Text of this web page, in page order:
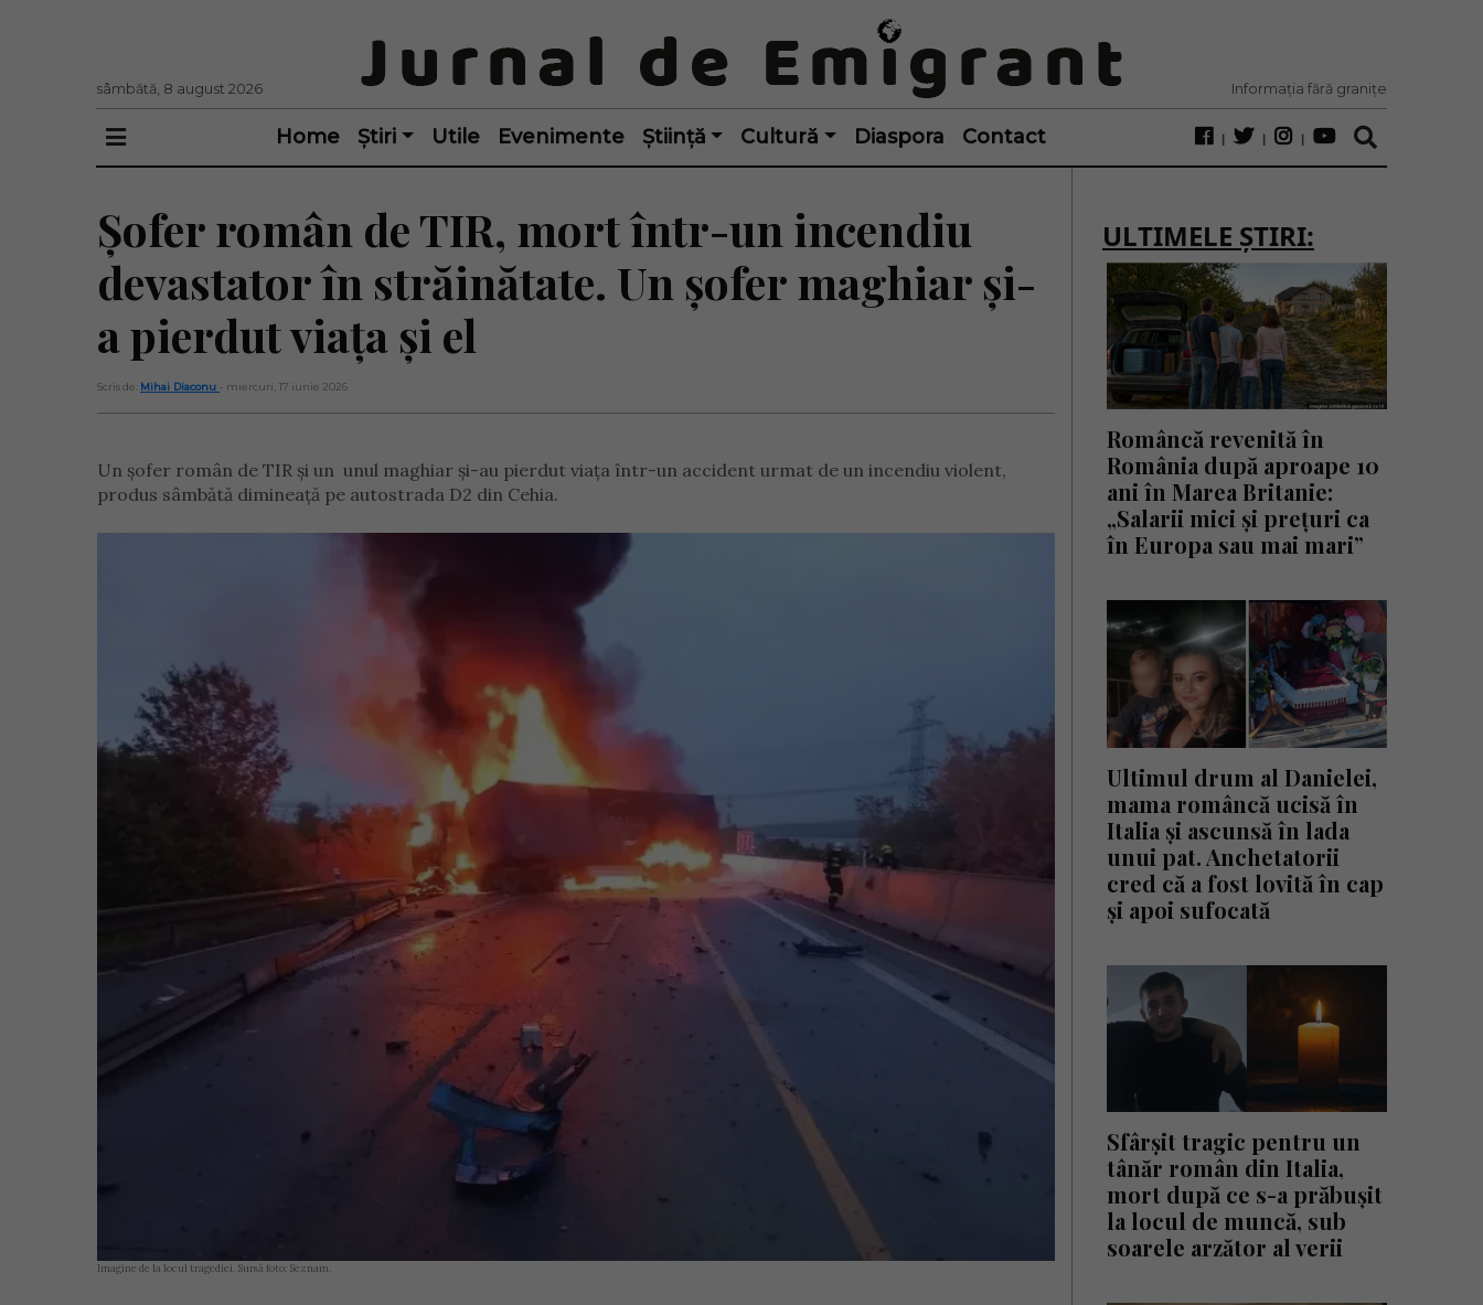
sâmbătă, 8 august 2026 Informația fără granițe
Home Știri Utile Evenimente Știință Cultură Diaspora Contact
Șofer român de TIR, mort într-un incendiu
devastator în străinătate. Un șofer maghiar și-
a pierdut viața și el
Scris de: Mihai Diaconu - miercuri, 17 iunie 2026
Un șofer român de TIR și un unul maghiar și-au pierdut viața într-un accident urmat de un incendiu violent,
produs sâmbătă dimineață pe autostrada D2 din Cehia.
Imagine de la locul tragediei. Sursă foto: Seznam.
ULTIMELE ȘTIRI:
Româncă revenită în
România după aproape 10
ani în Marea Britanie:
„Salarii mici și prețuri ca
în Europa sau mai mari”
Ultimul drum al Danielei,
mama româncă ucisă în
Italia și ascunsă în lada
unui pat. Anchetatorii
cred că a fost lovită în cap
și apoi sufocată
Sfârșit tragic pentru un
tânăr român din Italia,
mort după ce s-a prăbușit
la locul de muncă, sub
soarele arzător al verii